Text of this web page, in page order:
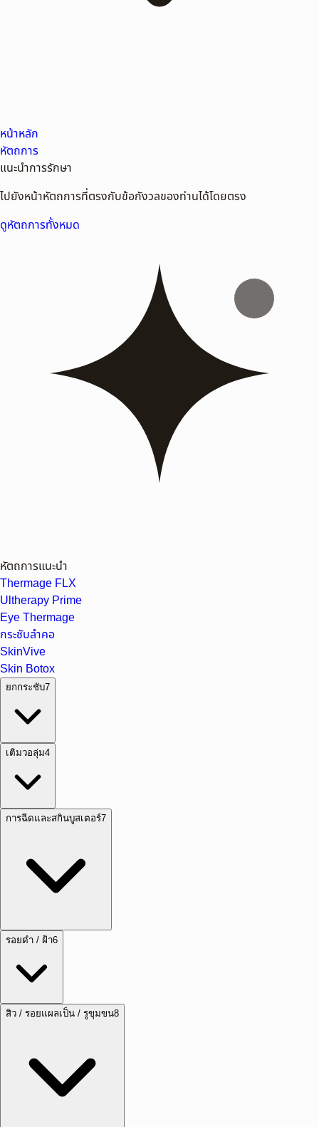
หน้าหลัก
หัตถการ
แนะนำการรักษา
ไปยังหน้าหัตถการที่ตรงกับข้อกังวลของท่านได้โดยตรง
ดูหัตถการทั้งหมด
หัตถการแนะนำ
Thermage FLX
Ultherapy Prime
Eye Thermage
กระชับลำคอ
SkinVive
Skin Botox
ยกกระชับ7
เติมวอลุ่ม4
การฉีดและสกินบูสเตอร์7
รอยดำ / ฝ้า6
สิว / รอยแผลเป็น / รูขุมขน8